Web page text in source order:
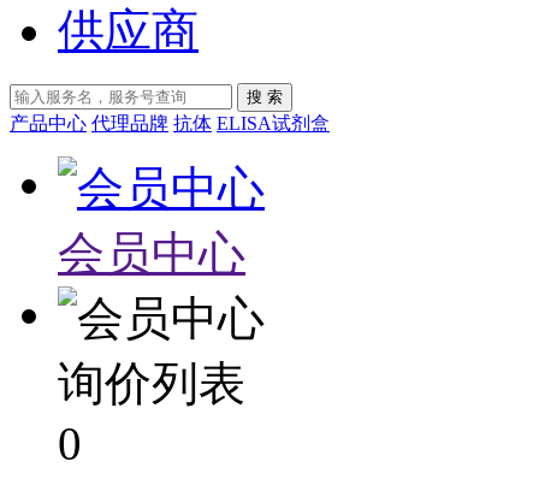
供应商
产品中心 代理品牌 抗体 ELISA试剂盒
会员中心
询价列表
0